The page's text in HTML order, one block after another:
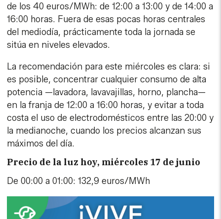
de los 40 euros/MWh: de 12:00 a 13:00 y de 14:00 a
16:00 horas. Fuera de esas pocas horas centrales
del mediodía, prácticamente toda la jornada se
sitúa en niveles elevados.
La recomendación para este miércoles es clara: si
es posible, concentrar cualquier consumo de alta
potencia —lavadora, lavavajillas, horno, plancha—
en la franja de 12:00 a 16:00 horas, y evitar a toda
costa el uso de electrodomésticos entre las 20:00 y
la medianoche, cuando los precios alcanzan sus
máximos del día.
Precio de la luz hoy, miércoles 17 de junio
De 00:00 a 01:00: 132,9 euros/MWh